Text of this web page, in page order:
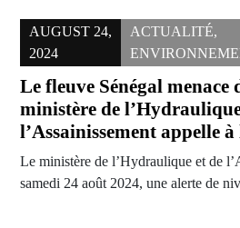
AUGUST 24,
2024
ACTUALITÉ,
Le fleuve Sénégal menace
ministère de
l’Assainissement appelle
Le ministère de l’Hydraulique et de
samedi 24 août 2024, une alerte de